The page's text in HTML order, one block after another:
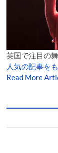
英国で注目の
人気の記事を
Read More